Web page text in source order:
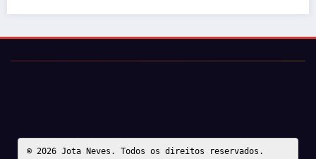
© 2026 Jota Neves. Todos os direitos reservados.